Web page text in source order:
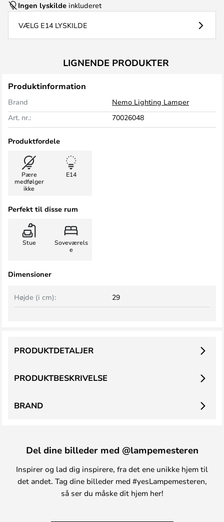
Ingen lyskilde inkluderet
VÆLG E14 LYSKILDE
LIGNENDE PRODUKTER
Produktinformation
Brand
Nemo Lighting Lamper
Art. nr.:
70026048
Produktfordele
Pære
medfølger
ikke
E14
Perfekt til disse rum
Stue
Soveværels
e
Dimensioner
Højde (i cm): 29
PRODUKTBESKRIVELSE
PRODUKTDETALJER
BRAND
Del dine billeder med @lampemesteren
Inspirer og lad dig inspirere, fra det ene unikke hjem til
det andet. Tag dine billeder med #yesLampemesteren,
så ser du måske dit hjem her!